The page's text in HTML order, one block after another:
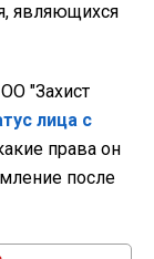
являющихся
"Захист
лица с
права он
после